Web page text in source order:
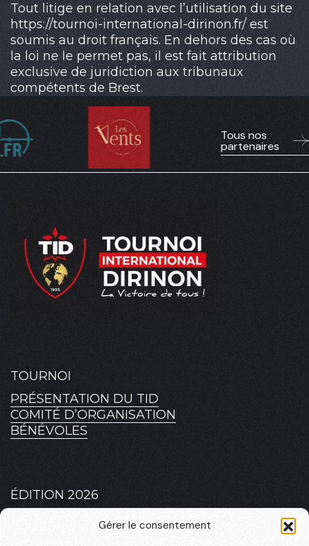
Gérer le consentement
Tout litige en relation avec l’utilisation du site
https://tournoi-international-dirinon.fr/ est
soumis au droit français. En dehors des cas où
la loi ne le permet pas, il est fait attribution
exclusive de juridiction aux tribunaux
compétents de Brest.
Tous nos
partenaires
TOURNOI
PRÉSENTATION DU TID
COMITÉ D’ORGANISATION
BÉNÉVOLES
ÉDITION 2026
PLATEAU 2026 – MASCULIN
PLATEAU 2026 – FÉMININ